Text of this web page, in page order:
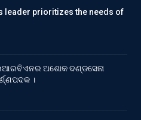
leader prioritizes the needs of
ଅଶୋକ ଦଣ୍ଡସେନା
।